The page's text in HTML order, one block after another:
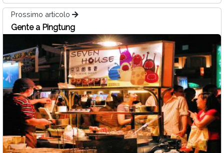
Prossimo articolo
Gente a Pingtung